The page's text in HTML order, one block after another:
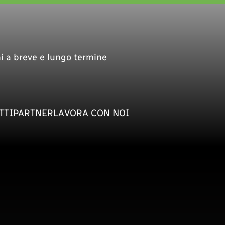
a breve e lungo termine
PARTNERLAVORA CON NOI